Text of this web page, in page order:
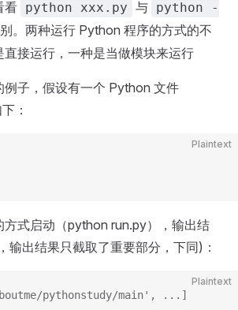
看 python xxx.py 与 python -
。两种运行 Python 程序的方式的不
直接运行，一种是当做模块来运行
例子，假设有一个 Python 文件
：
Plaintext
方式启动（python run.py），输出结
输出结果只截取了重要部分，下同)：
Plaintext
pythonstudy/main', ...]